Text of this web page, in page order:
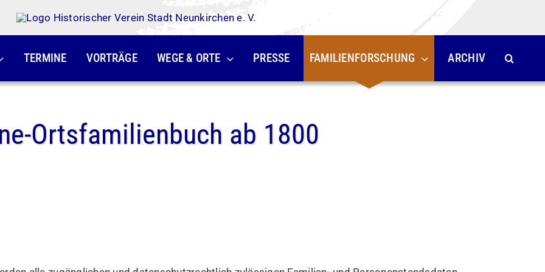
TERMINE VORTRÄGE WEGE & ORTE PRESSE FAMILIENFORSCHUNG ARCHIV
Ortsfamilienbuch ab 1800